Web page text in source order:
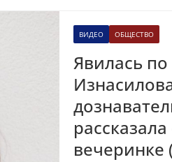
ВИДЕО ОБЩЕСТВО
Явилась по
вечеринке